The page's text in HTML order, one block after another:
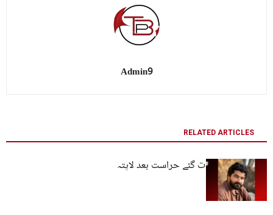
Admin9
RELATED ARTICLES
کوئٹہ: نوجوان رات گئے حراست بعد لاپتہ